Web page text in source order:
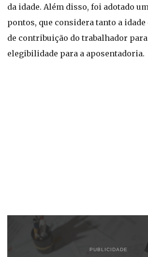
da idade. Além disso, foi adotado
pontos, que considera tanto a
de contribuição do trabalhador
elegibilidade para a aposentadoria.
PUBLICIDADE